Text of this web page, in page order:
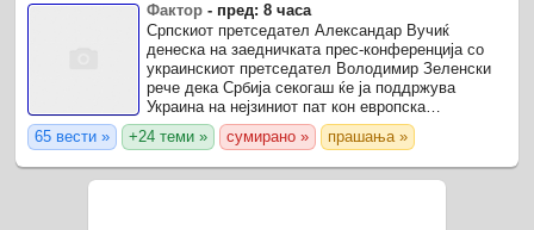
Фактор - пред: 8 часа
Српскиот претседател Александар Вучиќ
денеска на заедничката прес-конференција со
украинскиот претседател Володимир Зеленски
рече дека Србија секогаш ќе ја поддржува
Украина на нејзиниот пат кон европска
интеграција.
65 вести » +24 теми » сумирано » прашања »